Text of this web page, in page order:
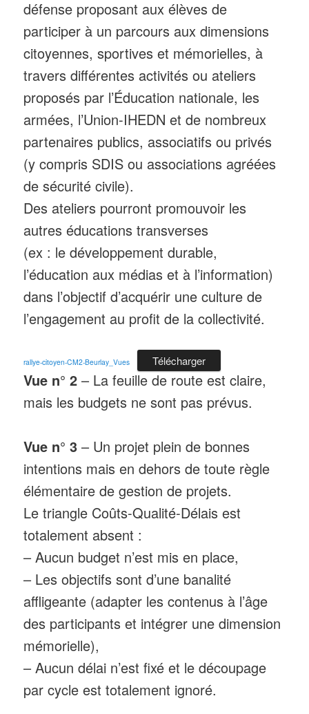
défense proposant aux élèves de
participer à un parcours aux dimensions
citoyennes, sportives et mémorielles, à
travers différentes activités ou ateliers
proposés par l’Éducation nationale, les
armées, l’Union-IHEDN et de nombreux
partenaires publics, associatifs ou privés
(y compris SDIS ou associations agréées
de sécurité civile).
Des ateliers pourront promouvoir les
autres éducations transverses
(ex : le développement durable,
l’éducation aux médias et à l’information)
dans l’objectif d’acquérir une culture de
l’engagement au profit de la collectivité.
rallye-citoyen-CM2-Beurlay_Vues Télécharger
Vue n° 2 – La feuille de route est claire,
mais les budgets ne sont pas prévus.
Vue n° 3 – Un projet plein de bonnes
intentions mais en dehors de toute règle
élémentaire de gestion de projets.
Le triangle Coûts-Qualité-Délais est
totalement absent :
– Aucun budget n’est mis en place,
– Les objectifs sont d’une banalité
affligeante (adapter les contenus à l’âge
des participants et intégrer une dimension
mémorielle),
– Aucun délai n’est fixé et le découpage
par cycle est totalement ignoré.